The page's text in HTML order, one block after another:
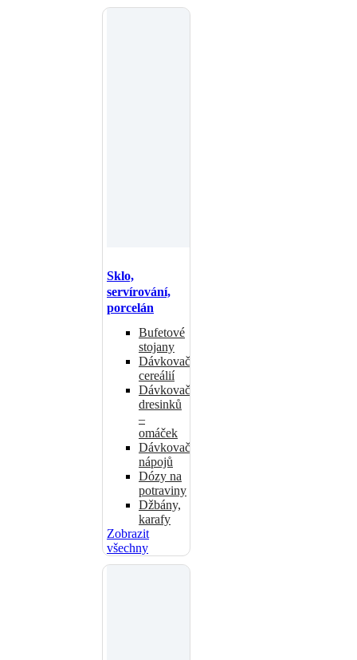
Sklo,
servírování,
porcelán
Bufetové
stojany
Dávkovače
cereálií
Dávkovače
dresinků
–
omáček
Dávkovače
nápojů
Dózy na
potraviny
Džbány,
karafy
Zobrazit
všechny